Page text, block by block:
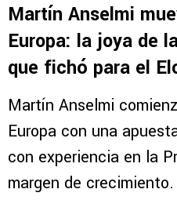
Martín Anselmi
Europa: la joya de
que fichó para el
Martín Anselmi
Europa con una
con experiencia en la
margen de crecimiento.